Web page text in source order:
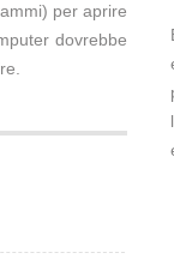
per aprire
dovrebbe